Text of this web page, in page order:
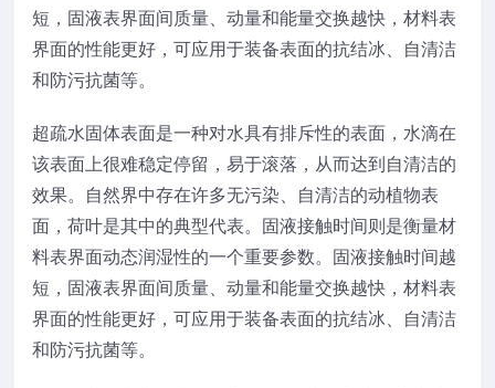
短，固液表界面间质量、动量和能量交换越快，材料表
界面的性能更好，可应用于装备表面的抗结冰、自清洁
和防污抗菌等。
超疏水固体表面是一种对水具有排斥性的表面，水滴在
该表面上很难稳定停留，易于滚落，从而达到自清洁的
效果。自然界中存在许多无污染、自清洁的动植物表
面，荷叶是其中的典型代表。固液接触时间则是衡量材
料表界面动态润湿性的一个重要参数。固液接触时间越
短，固液表界面间质量、动量和能量交换越快，材料表
界面的性能更好，可应用于装备表面的抗结冰、自清洁
和防污抗菌等。